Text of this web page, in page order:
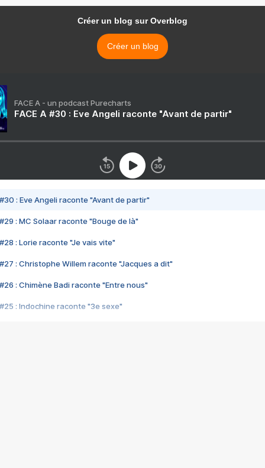
Créer un blog sur Overblog
Créer un blog
FACE A - un podcast Purecharts
FACE A #30 : Eve Angeli raconte "Avant de partir"
#30 : Eve Angeli raconte "Avant de partir"
#29 : MC Solaar raconte "Bouge de là"
#28 : Lorie raconte "Je vais vite"
#27 : Christophe Willem raconte "Jacques a dit"
#26 : Chimène Badi raconte "Entre nous"
#25 : Indochine raconte "3e sexe"